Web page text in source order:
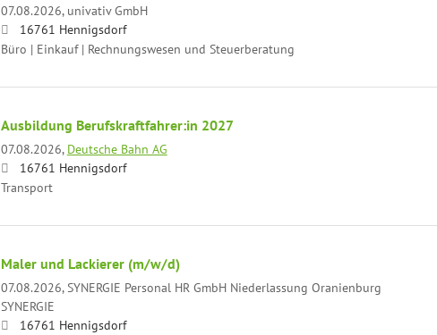
07.08.2026, univativ GmbH
16761 Hennigsdorf
Büro | Einkauf | Rechnungswesen und Steuerberatung
Ausbildung Berufskraftfahrer:in 2027
07.08.2026, Deutsche Bahn AG
16761 Hennigsdorf
Transport
Maler und Lackierer (m/w/d)
07.08.2026, SYNERGIE Personal HR GmbH Niederlassung Oranienburg
SYNERGIE
16761 Hennigsdorf